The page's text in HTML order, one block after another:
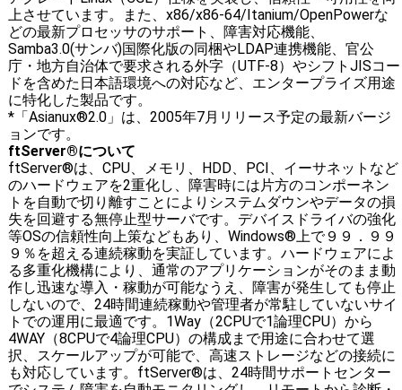
上させています。また、x86/x86-64/Itanium/OpenPowerな
どの最新プロセッサのサポート、障害対応機能、
Samba3.0(サンバ)国際化版の同梱やLDAP連携機能、官公
庁・地方自治体で要求される外字（UTF-8）やシフトJISコー
ドを含めた日本語環境への対応など、エンタープライズ用途
に特化した製品です。
*「Asianux®2.0」は、2005年7月リリース予定の最新バージ
ョンです。
ftServer®について
ftServer®は、CPU、メモリ、HDD、PCI、イーサネットなど
のハードウェアを2重化し、障害時には片方のコンポーネン
トを自動で切り離すことによりシステムダウンやデータの損
失を回避する無停止型サーバです。デバイスドライバの強化
等OSの信頼性向上策などもあり、Windows®上で９９．９９
９％を超える連続稼動を実証しています。ハードウェアによ
る多重化機構により、通常のアプリケーションがそのまま動
作し迅速な導入・稼動が可能なうえ、障害が発生しても停止
しないので、24時間連続稼動や管理者が常駐していないサイ
トでの運用に最適です。1Way（2CPUで1論理CPU）から
4WAY（8CPUで4論理CPU）の構成まで用途に合わせて選
択、スケールアップが可能で、高速ストレージなどの接続に
も対応しています。ftServer®は、24時間サポートセンター